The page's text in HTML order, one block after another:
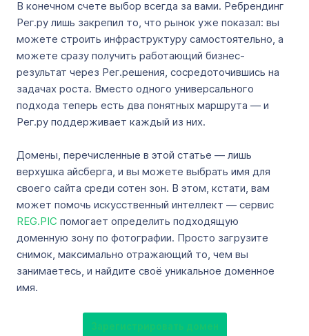
В конечном счете выбор всегда за вами. Ребрендинг
Рег.ру лишь закрепил то, что рынок уже показал: вы
можете строить инфраструктуру самостоятельно, а
можете сразу получить работающий бизнес-
результат через Рег.решения, сосредоточившись на
задачах роста. Вместо одного универсального
подхода теперь есть два понятных маршрута — и
Рег.ру поддерживает каждый из них.
Домены, перечисленные в этой статье — лишь
верхушка айсберга, и вы можете выбрать имя для
своего сайта среди сотен зон. В этом, кстати, вам
может помочь искусственный интеллект — сервис
REG.PIC помогает определить подходящую
доменную зону по фотографии. Просто загрузите
снимок, максимально отражающий то, чем вы
занимаетесь, и найдите своё уникальное доменное
имя.
Зарегистрировать домен